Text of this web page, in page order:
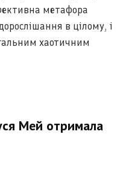
метафора
в цілому, і
хаотичним
Мей отримала